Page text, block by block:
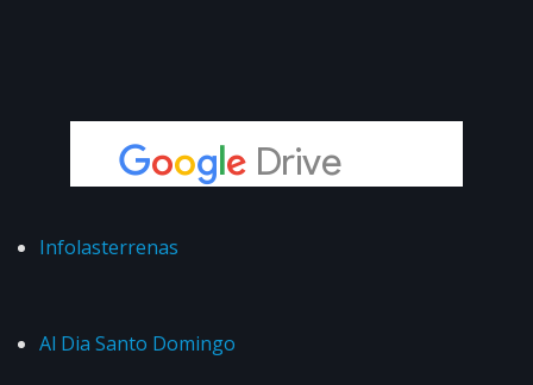
Infolasterrenas
Al Dia Santo Domingo